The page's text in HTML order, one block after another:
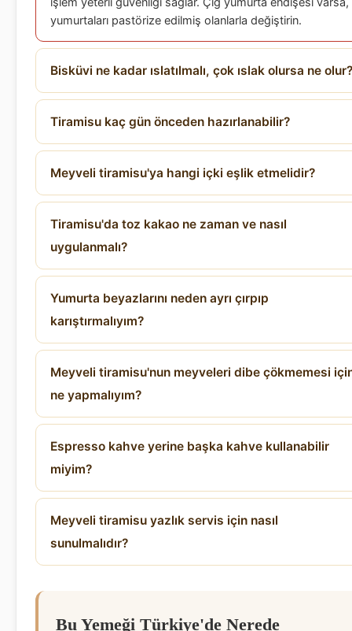
yumurtaları pastörize edilmiş olanlarla değiştirin.
Bisküvi ne kadar ıslatılmalı, çok ıslak olursa ne olur?
Tiramisu kaç gün önceden hazırlanabilir?
Meyveli tiramisu'ya hangi içki eşlik etmelidir?
Tiramisu'da toz kakao ne zaman ve nasıl
uygulanmalı?
Yumurta beyazlarını neden ayrı çırpıp
karıştırmalıyım?
Meyveli tiramisu'nun meyveleri dibe çökmemesi
ne yapmalıyım?
Espresso kahve yerine başka kahve kullanabilir
miyim?
Meyveli tiramisu yazlık servis için nasıl
sunulmalıdır?
Bu Yemeği Türkiye'de Nerede